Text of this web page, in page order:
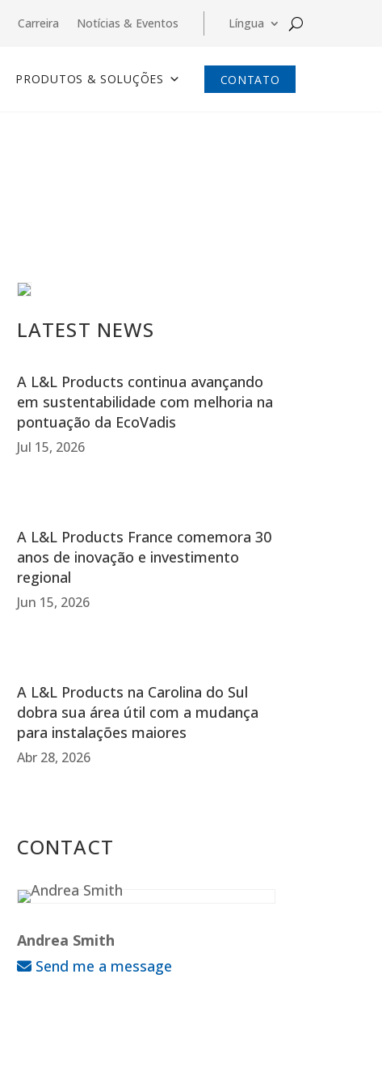
Carreira Notícias & Eventos Língua
PRODUTOS & SOLUÇÕES CONTATO
LATEST NEWS
A L&L Products continua avançando
em sustentabilidade com melhoria na
pontuação da EcoVadis
Jul 15, 2026
A L&L Products France comemora 30
anos de inovação e investimento
regional
Jun 15, 2026
A L&L Products na Carolina do Sul
dobra sua área útil com a mudança
para instalações maiores
Abr 28, 2026
CONTACT
Andrea Smith
Send me a message